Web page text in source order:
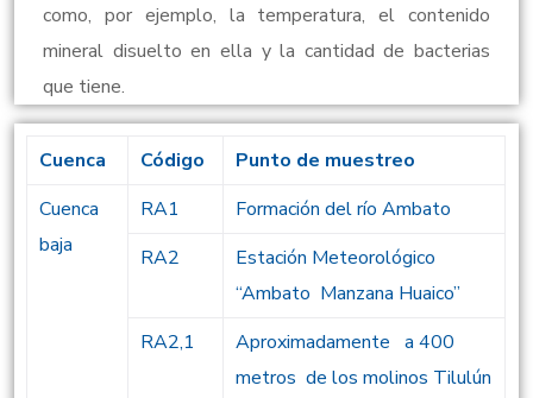
como, por ejemplo, la temperatura, el contenido
mineral disuelto en ella y la cantidad de bacterias
que tiene.
Cuenca Código
Punto de muestreo
Cuenca
baja
RA1
Formación del río Ambato
RA2
Estación Meteorológico
“Ambato Manzana Huaico”
RA2,1
Aproximadamente a 400
metros de los molinos Tilulún